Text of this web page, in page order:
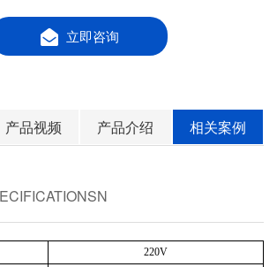
立即咨询
产品视频 产品介绍 相关案例
220V